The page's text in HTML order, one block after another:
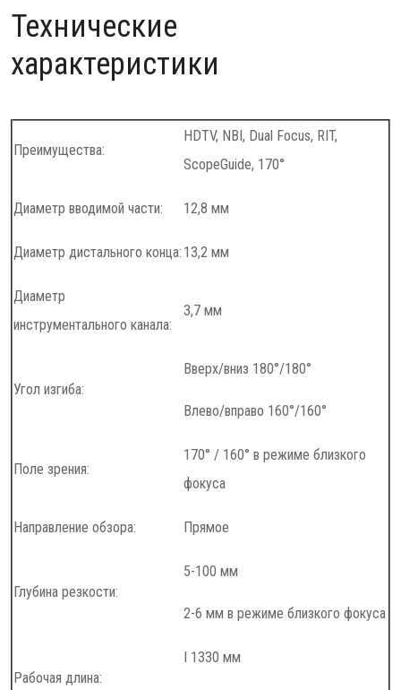
Технические
характеристики
Преимущества:
HDTV, NBI, Dual Focus, RIT,
ScopeGuide, 170°
Диаметр вводимой части: 12,8 мм
Диаметр дистального конца: 13,2 мм
Диаметр
инструментального канала:
3,7 мм
Угол изгиба:
Вверх/вниз 180°/180°
Влево/вправо 160°/160°
Поле зрения:
170° / 160° в режиме близкого
фокуса
Направление обзора: Прямое
Глубина резкости:
5-100 мм
2-6 мм в режиме близкого фокуса
Рабочая длина:
I 1330 мм